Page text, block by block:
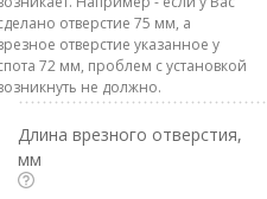
отверстие 75 мм, а
отверстие указанное у
72 мм, проблем с установкой
не должно.
Длина врезного отверстия,
мм